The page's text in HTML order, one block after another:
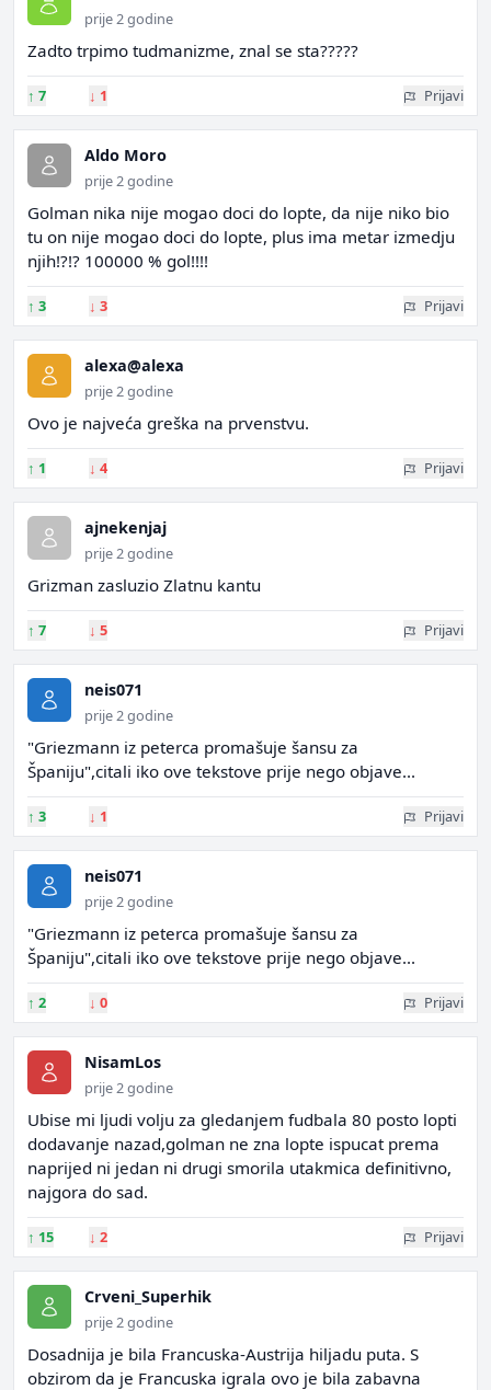
prije 2 godine
Zadto trpimo tudmanizme, znal se sta?????
↑ 7 ↓ 1 Prijavi
Aldo Moro
prije 2 godine
Golman nika nije mogao doci do lopte, da nije niko bio
tu on nije mogao doci do lopte, plus ima metar izmedju
njih!?!? 100000 % gol!!!!
↑ 3 ↓ 3 Prijavi
alexa@alexa
prije 2 godine
Ovo je najveća greška na prvenstvu.
↑ 1 ↓ 4 Prijavi
ajnekenjaj
prije 2 godine
Grizman zasluzio Zlatnu kantu
↑ 7 ↓ 5 Prijavi
neis071
prije 2 godine
"Griezmann iz peterca promašuje šansu za
Španiju",citali iko ove tekstove prije nego objave...
↑ 3 ↓ 1 Prijavi
neis071
prije 2 godine
"Griezmann iz peterca promašuje šansu za
Španiju",citali iko ove tekstove prije nego objave...
↑ 2 ↓ 0 Prijavi
NisamLos
prije 2 godine
Ubise mi ljudi volju za gledanjem fudbala 80 posto lopti
dodavanje nazad,golman ne zna lopte ispucat prema
naprijed ni jedan ni drugi smorila utakmica definitivno,
najgora do sad.
↑ 15 ↓ 2 Prijavi
Crveni_Superhik
prije 2 godine
Dosadnija je bila Francuska-Austrija hiljadu puta. S
obzirom da je Francuska igrala ovo je bila zabavna